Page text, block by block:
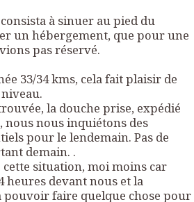
à sinuer au pied du
un hébergement, que pour une
pas réservé.
33/34 kms, cela fait plaisir de
la douche prise, expédié
nous nous inquiétons des
pour le lendemain. Pas de
demain. .
cette situation, moi moins car
heures devant nous et la
faire quelque chose pour